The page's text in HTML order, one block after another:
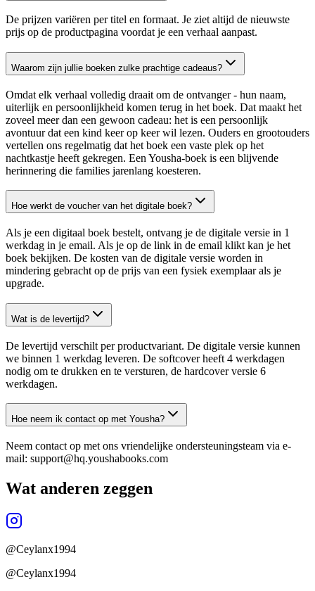
De prijzen variëren per titel en formaat. Je ziet altijd de nieuwste
prijs op de productpagina voordat je een verhaal aanpast.
Waarom zijn jullie boeken zulke prachtige cadeaus?
Omdat elk verhaal volledig draait om de ontvanger - hun naam,
uiterlijk en persoonlijkheid komen terug in het boek. Dat maakt het
zoveel meer dan een gewoon cadeau: het is een persoonlijk
avontuur dat een kind keer op keer wil lezen. Ouders en grootouders
vertellen ons regelmatig dat het boek een vaste plek op het
nachtkastje heeft gekregen. Een Yousha-boek is een blijvende
herinnering die families jarenlang koesteren.
Hoe werkt de voucher van het digitale boek?
Als je een digitaal boek bestelt, ontvang je de digitale versie in 1
werkdag in je email. Als je op de link in de email klikt kan je het
boek bekijken. De kosten van de digitale versie worden in
mindering gebracht op de prijs van een fysiek exemplaar als je
upgrade.
Wat is de levertijd?
De levertijd verschilt per productvariant. De digitale versie kunnen
we binnen 1 werkdag leveren. De softcover heeft 4 werkdagen
nodig om te drukken en te versturen, de hardcover versie 6
werkdagen.
Hoe neem ik contact op met Yousha?
Neem contact op met ons vriendelijke ondersteuningsteam via e-
mail: support@hq.youshabooks.com
Wat anderen zeggen
@Ceylanx1994
@Ceylanx1994